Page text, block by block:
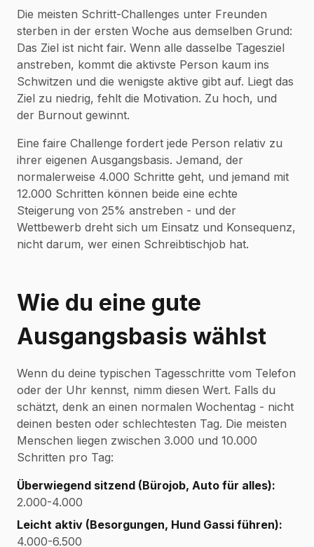
Die meisten Schritt-Challenges unter Freunden
sterben in der ersten Woche aus demselben Grund:
Das Ziel ist nicht fair. Wenn alle dasselbe Tagesziel
anstreben, kommt die aktivste Person kaum ins
Schwitzen und die wenigste aktive gibt auf. Liegt das
Ziel zu niedrig, fehlt die Motivation. Zu hoch, und
der Burnout gewinnt.
Eine faire Challenge fordert jede Person relativ zu
ihrer eigenen Ausgangsbasis. Jemand, der
normalerweise 4.000 Schritte geht, und jemand mit
12.000 Schritten können beide eine echte
Steigerung von 25% anstreben - und der
Wettbewerb dreht sich um Einsatz und Konsequenz,
nicht darum, wer einen Schreibtischjob hat.
Wie du eine gute
Ausgangsbasis wählst
Wenn du deine typischen Tagesschritte vom Telefon
oder der Uhr kennst, nimm diesen Wert. Falls du
schätzt, denk an einen normalen Wochentag - nicht
deinen besten oder schlechtesten Tag. Die meisten
Menschen liegen zwischen 3.000 und 10.000
Schritten pro Tag:
Überwiegend sitzend (Bürojob, Auto für alles):
2.000-4.000
Leicht aktiv (Besorgungen, Hund Gassi führen):
4.000-6.500